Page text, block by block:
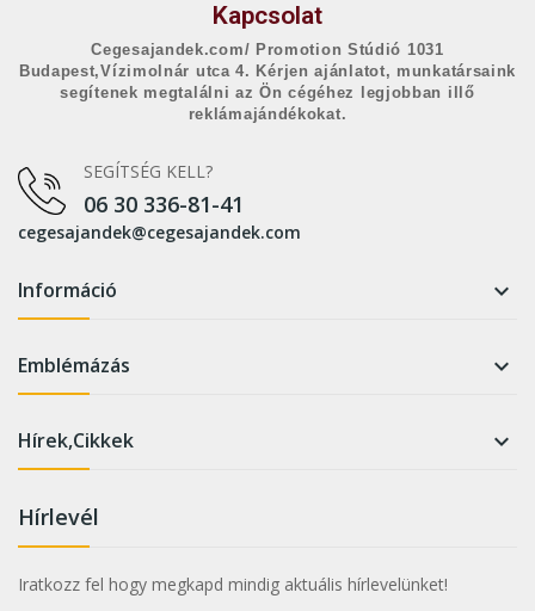
Kapcsolat
Cegesajandek.com/ Promotion Stúdió 1031
Budapest,Vízimolnár utca 4. Kérjen ajánlatot, munkatársaink
segítenek megtalálni az Ön cégéhez legjobban illő
reklámajándékokat.
SEGÍTSÉG KELL?
06 30 336-81-41
cegesajandek@cegesajandek.com
Információ 
Emblémázás 
Hírek,Cikkek 
Hírlevél
Iratkozz fel hogy megkapd mindig aktuális hírlevelünket!